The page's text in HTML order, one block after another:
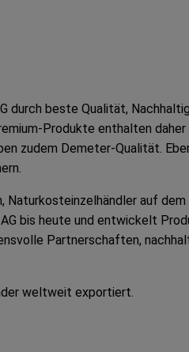
beste Qualität,
Produkte enthalten
zudem Demeter-Qualität.
auf
bis heute und entwickelt
Partnerschaften,
weltweit exportiert.